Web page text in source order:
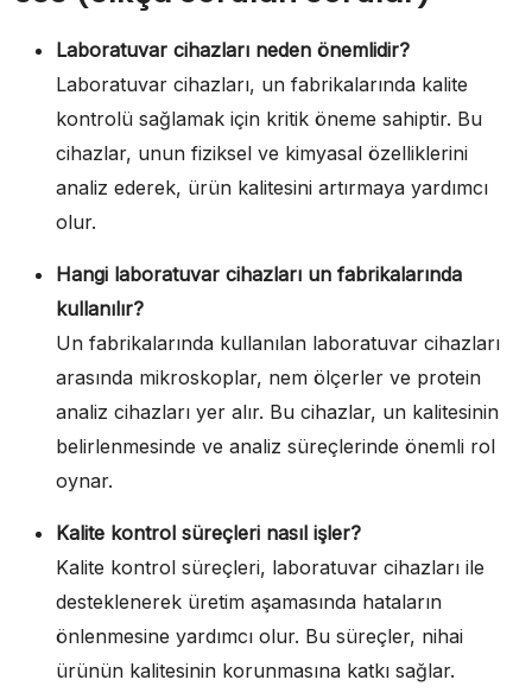
Laboratuvar cihazları neden önemlidir?
Laboratuvar cihazları, un fabrikalarında kalite
kontrolü sağlamak için kritik öneme sahiptir. Bu
cihazlar, unun fiziksel ve kimyasal özelliklerini
analiz ederek, ürün kalitesini artırmaya yardımcı
olur.
Hangi laboratuvar cihazları un fabrikalarında
kullanılır?
Un fabrikalarında kullanılan laboratuvar cihazları
arasında mikroskoplar, nem ölçerler ve protein
analiz cihazları yer alır. Bu cihazlar, un kalitesinin
belirlenmesinde ve analiz süreçlerinde önemli rol
oynar.
Kalite kontrol süreçleri nasıl işler?
Kalite kontrol süreçleri, laboratuvar cihazları ile
desteklenerek üretim aşamasında hataların
önlenmesine yardımcı olur. Bu süreçler, nihai
ürünün kalitesinin korunmasına katkı sağlar.